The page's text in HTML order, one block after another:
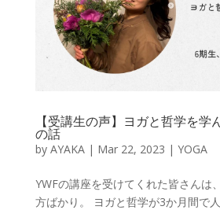
【受講生の声】ヨガと哲学を学
の話
by AYAKA| Mar 22, 2023 | YOGA
YWFの講座を受けてくれた皆さんは
方ばかり。 ヨガと哲学が3か月間で